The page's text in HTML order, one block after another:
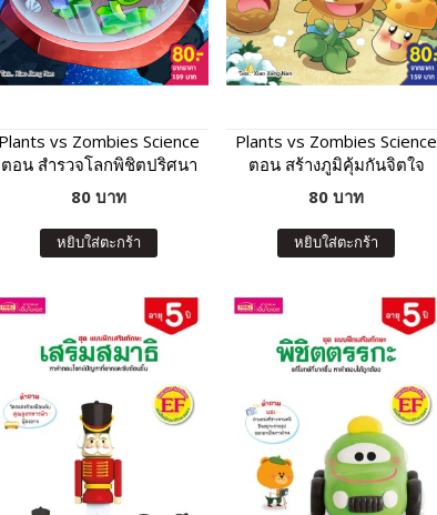
Plants vs Zombies Science
ตอน สำรวจโลกพิชิตปริศนา
วิทยาศาสตร์
80 บาท
หยิบใส่ตะกร้า
Plants vs Zombies Science
ตอน สร้างภูมิคุ้มกันจิตใจ
80 บาท
หยิบใส่ตะกร้า